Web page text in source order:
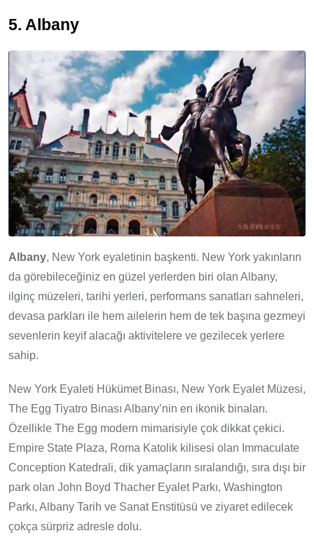
5. Albany
Albany, New York eyaletinin başkenti. New York yakınların
da görebileceğiniz en güzel yerlerden biri olan Albany,
ilginç müzeleri, tarihi yerleri, performans sanatları sahneleri,
devasa parkları ile hem ailelerin hem de tek başına gezmeyi
sevenlerin keyif alacağı aktivitelere ve gezilecek yerlere
sahip.
New York Eyaleti Hükümet Binası, New York Eyalet Müzesi,
The Egg Tiyatro Binası Albany’nin en ikonik binaları.
Özellikle The Egg modern mimarisiyle çok dikkat çekici.
Empire State Plaza, Roma Katolik kilisesi olan Immaculate
Conception Katedrali, dik yamaçların sıralandığı, sıra dışı bir
park olan John Boyd Thacher Eyalet Parkı, Washington
Parkı, Albany Tarih ve Sanat Enstitüsü ve ziyaret edilecek
çokça sürpriz adresle dolu.